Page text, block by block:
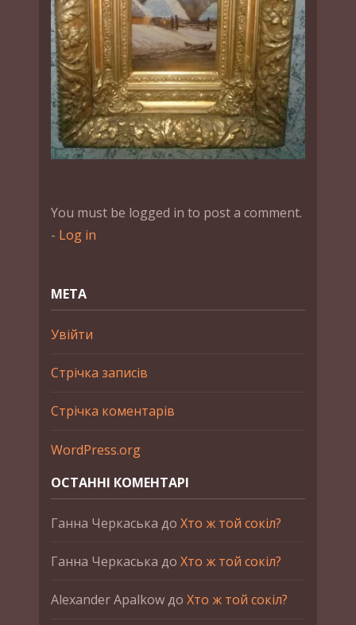
You must be logged in to post a comment.
- Log in
МЕТА
Увійти
Стрічка записів
Стрічка коментарів
WordPress.org
ОСТАННІ КОМЕНТАРІ
Ганна Черкаська до Хто ж той сокіл?
Ганна Черкаська до Хто ж той сокіл?
Alexander Apalkowдо Хто ж той сокіл?